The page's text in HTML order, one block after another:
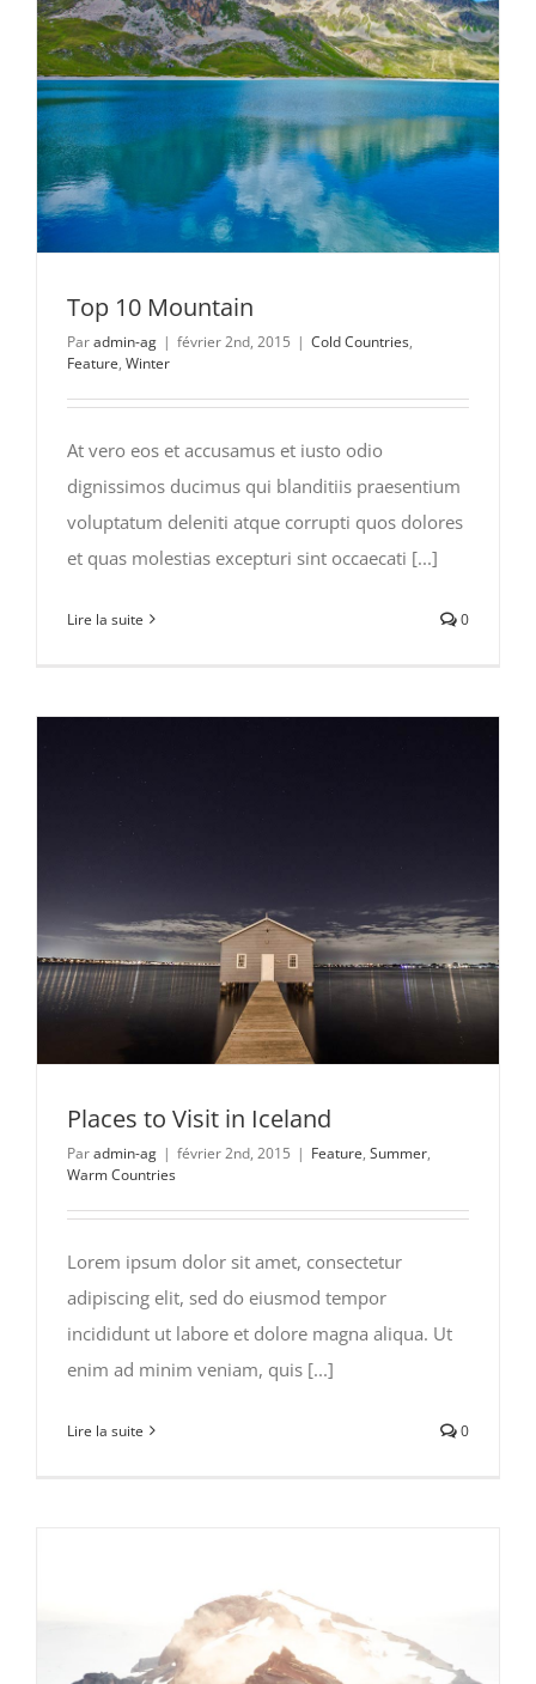
Top 10 Mountain
Paradmin-ag | février 2nd, 2015 | Cold Countries,
Feature, Winter
At vero eos et accusamus et iusto odio
dignissimos ducimus qui blanditiis praesentium
voluptatum deleniti atque corrupti quos dolores
et quas molestias excepturi sint occaecati [...]
Lire la suite 0
Places to Visit in Iceland
Paradmin-ag | février 2nd, 2015 | Feature, Summer,
Warm Countries
Lorem ipsum dolor sit amet, consectetur
adipiscing elit, sed do eiusmod tempor
incididunt ut labore et dolore magna aliqua. Ut
enim ad minim veniam, quis [...]
Lire la suite 0